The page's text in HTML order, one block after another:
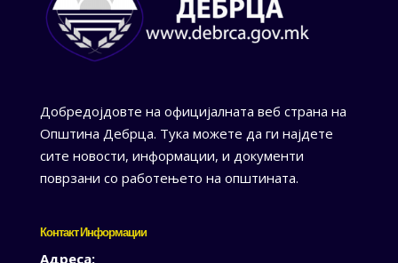
Добредојдовте на официјалната веб страна на
Општина Дебрца. Тука можете да ги најдете
сите новости, информации, и документи
поврзани со работењето на општината.
Контакт Информации
Адреса: